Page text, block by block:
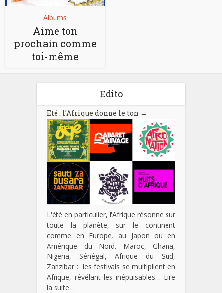
Albums
Aime ton
prochain comme
toi-même
Edito
Eté : l’Afrique donne le ton →
L'été en particulier, l'Afrique résonne sur
toute la planète, sur le continent
comme en Europe, au Japon ou en
Amérique du Nord. Maroc, Ghana,
Nigeria, Sénégal, Afrique du Sud,
Zanzibar : les festivals se multiplient en
Afrique, révélant les inépuisables… Lire
la suite…